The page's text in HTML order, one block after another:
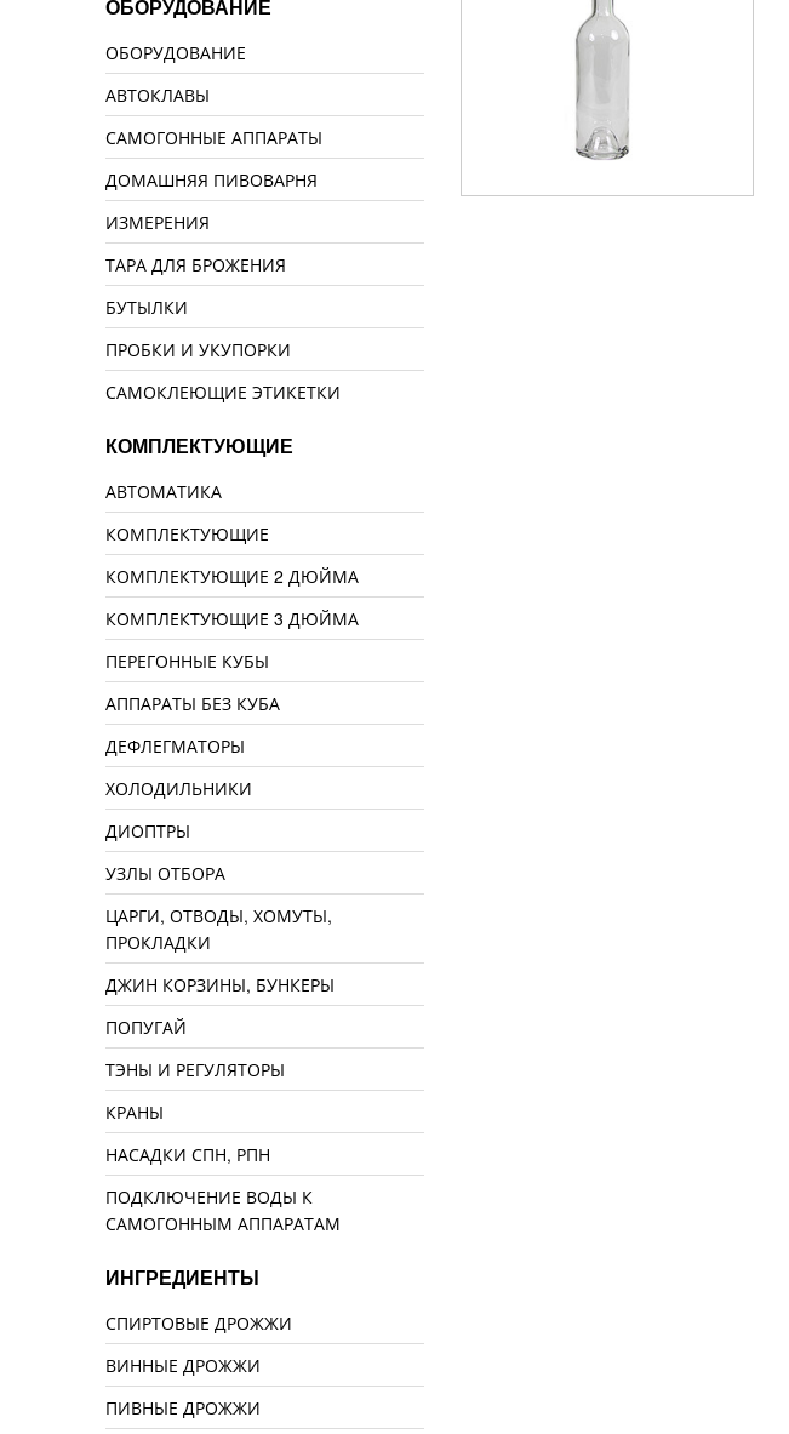
ОБОРУДОВАНИЕ
ОБОРУДОВАНИЕ
АВТОКЛАВЫ
САМОГОННЫЕ АППАРАТЫ
ДОМАШНЯЯ ПИВОВАРНЯ
ИЗМЕРЕНИЯ
ТАРА ДЛЯ БРОЖЕНИЯ
БУТЫЛКИ
ПРОБКИ И УКУПОРКИ
САМОКЛЕЮЩИЕ ЭТИКЕТКИ
КОМПЛЕКТУЮЩИЕ
АВТОМАТИКА
КОМПЛЕКТУЮЩИЕ
КОМПЛЕКТУЮЩИЕ 2 ДЮЙМА
КОМПЛЕКТУЮЩИЕ 3 ДЮЙМА
ПЕРЕГОННЫЕ КУБЫ
АППАРАТЫ БЕЗ КУБА
ДЕФЛЕГМАТОРЫ
ХОЛОДИЛЬНИКИ
ДИОПТРЫ
УЗЛЫ ОТБОРА
ЦАРГИ, ОТВОДЫ, ХОМУТЫ,
ПРОКЛАДКИ
ДЖИН КОРЗИНЫ, БУНКЕРЫ
ПОПУГАЙ
ТЭНЫ И РЕГУЛЯТОРЫ
КРАНЫ
НАСАДКИ СПН, РПН
ПОДКЛЮЧЕНИЕ ВОДЫ К
САМОГОННЫМ АППАРАТАМ
ИНГРЕДИЕНТЫ
СПИРТОВЫЕ ДРОЖЖИ
ВИННЫЕ ДРОЖЖИ
ПИВНЫЕ ДРОЖЖИ